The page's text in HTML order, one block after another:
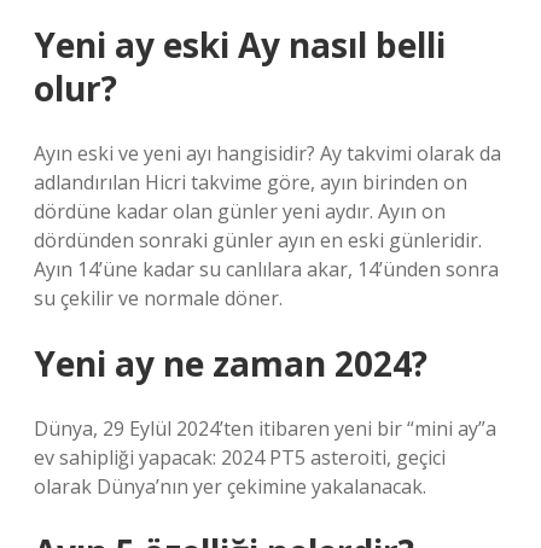
Yeni ay eski Ay nasıl belli
olur?
Ayın eski ve yeni ayı hangisidir? Ay takvimi olarak da
adlandırılan Hicri takvime göre, ayın birinden on
dördüne kadar olan günler yeni aydır. Ayın on
dördünden sonraki günler ayın en eski günleridir.
Ayın 14’üne kadar su canlılara akar, 14’ünden sonra
su çekilir ve normale döner.
Yeni ay ne zaman 2024?
Dünya, 29 Eylül 2024’ten itibaren yeni bir “mini ay”a
ev sahipliği yapacak: 2024 PT5 asteroiti, geçici
olarak Dünya’nın yer çekimine yakalanacak.